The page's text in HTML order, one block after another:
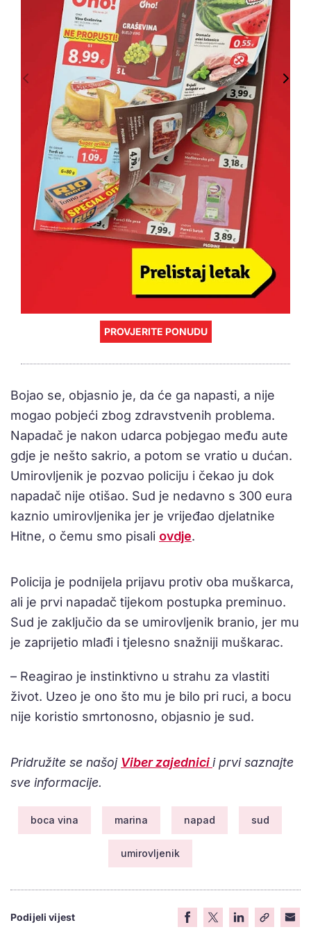
PROVJERITE PONUDU
Bojao se, objasnio je, da će ga napasti, a nije
mogao pobjeći zbog zdravstvenih problema.
Napadač je nakon udarca pobjegao među aute
gdje je nešto sakrio, a potom se vratio u dućan.
Umirovljenik je pozvao policiju i čekao ju dok
napadač nije otišao. Sud je nedavno s 300 eura
kaznio umirovljenika jer je vrijeđao djelatnike
Hitne, o čemu smo pisali ovdje.
Policija je podnijela prijavu protiv oba muškarca,
ali je prvi napadač tijekom postupka preminuo.
Sud je zaključio da se umirovljenik branio, jer mu
je zaprijetio mlađi i tjelesno snažniji muškarac.
– Reagirao je instinktivno u strahu za vlastiti
život. Uzeo je ono što mu je bilo pri ruci, a bocu
nije koristio smrtonosno, objasnio je sud.
Pridružite se našoj Viber zajednicii prvi saznajte
sve informacije.
boca vina marina napad sud
umirovljenik
Podijeli vijest